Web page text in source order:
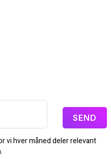
SEND
vi hver måned deler relevant